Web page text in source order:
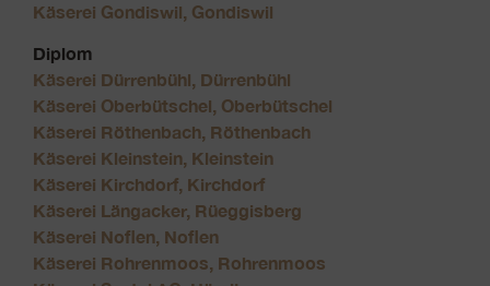
Käserei Gondiswil, Gondiswil
Diplom
Käserei Dürrenbühl, Dürrenbühl
Käserei Oberbütschel, Oberbütschel
Käserei Röthenbach, Röthenbach
Käserei Kleinstein, Kleinstein
Käserei Kirchdorf, Kirchdorf
Käserei Längacker, Rüeggisberg
Käserei Noflen, Noflen
Käserei Rohrenmoos, Rohrenmoos